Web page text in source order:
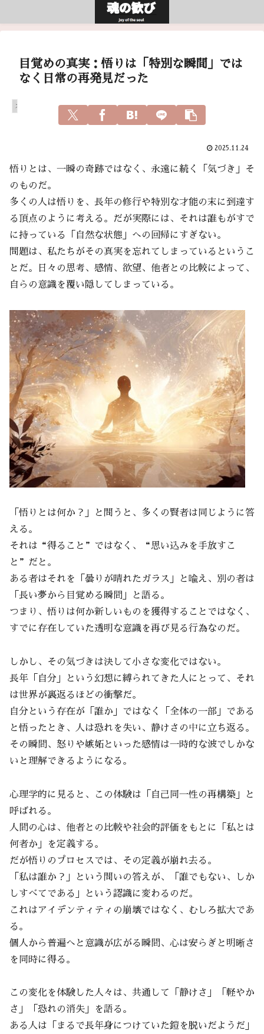
目覚めの真実：悟りは「特別な瞬間」では
なく日常の再発見だった
スピリチュアル
2025.11.24
悟りとは、一瞬の奇跡ではなく、永遠に続く「気づき」そ
のものだ。
多くの人は悟りを、長年の修行や特別な才能の末に到達す
る頂点のように考える。だが実際には、それは誰もがすで
に持っている「自然な状態」への回帰にすぎない。
問題は、私たちがその真実を忘れてしまっているというこ
とだ。日々の思考、感情、欲望、他者との比較によって、
自らの意識を覆い隠してしまっている。
「悟りとは何か？」と問うと、多くの賢者は同じように答
える。
それは“得ること”ではなく、“思い込みを手放すこ
と”だと。
ある者はそれを「曇りが晴れたガラス」と喩え、別の者は
「長い夢から目覚める瞬間」と語る。
つまり、悟りは何か新しいものを獲得することではなく、
すでに存在していた透明な意識を再び見る行為なのだ。
しかし、その気づきは決して小さな変化ではない。
長年「自分」という幻想に縛られてきた人にとって、それ
は世界が裏返るほどの衝撃だ。
自分という存在が「誰か」ではなく「全体の一部」である
と悟ったとき、人は恐れを失い、静けさの中に立ち返る。
その瞬間、怒りや嫉妬といった感情は一時的な波でしかな
いと理解できるようになる。
心理学的に見ると、この体験は「自己同一性の再構築」と
呼ばれる。
人間の心は、他者との比較や社会的評価をもとに「私とは
何者か」を定義する。
だが悟りのプロセスでは、その定義が崩れ去る。
「私は誰か？」という問いの答えが、「誰でもない、しか
しすべてである」という認識に変わるのだ。
これはアイデンティティの崩壊ではなく、むしろ拡大であ
る。
個人から普遍へと意識が広がる瞬間、心は安らぎと明晰さ
を同時に得る。
この変化を体験した人々は、共通して「静けさ」「軽やか
さ」「恐れの消失」を語る。
ある人は「まるで長年身につけていた鎧を脱いだようだ」